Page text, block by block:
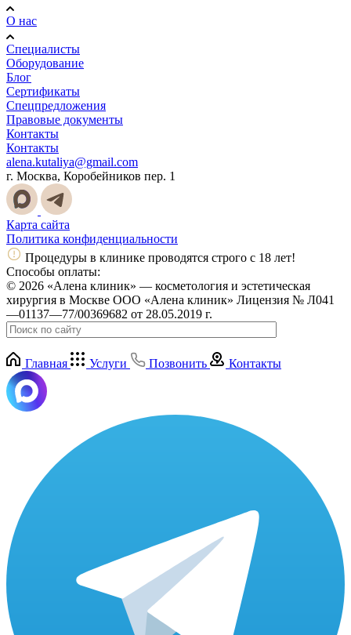
О нас
Специалисты
Оборудование
Блог
Сертификаты
Спецпредложения
Правовые документы
Контакты
Контакты
alena.kutaliya@gmail.com
г. Москва, Коробейников пер. 1
Карта сайта
Политика конфиденциальности
Процедуры в клинике проводятся строго с 18 лет!
Способы оплаты:
© 2026 «Алена клиник» — косметология и эстетическая
хирургия в Москве ООО «Алена клиник» Лицензия № Л041
—01137—77/00369682 от 28.05.2019 г.
Главная Услуги Позвонить Контакты